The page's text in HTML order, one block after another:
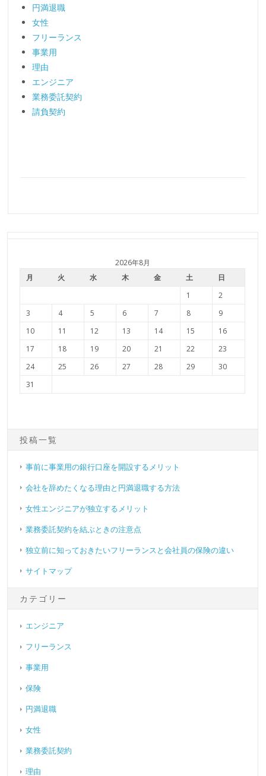
円満退職
女性
フリーランス
事業用
理由
エンジニア
業務委託契約
請負契約
2026年8月
月
火 水 木 金 土
日
1
2
3
4 5 6 7 8
9
10
11 12 13 14 15
16
17
18 19 20 21 22
23
24
25 26 27 28 29
30
31
投稿一覧
事前に事業用の銀行口座を開設するメリット
会社を辞めたくなる理由と円満退職する方法
女性エンジニアが独立するメリット
業務委託契約を結ぶときの注意点
独立前に知っておきたいフリーランスと会社員の保険の違い
サイトマップ
カテゴリー
エンジニア
フリーランス
事業用
保険
円満退職
女性
業務委託契約
理由